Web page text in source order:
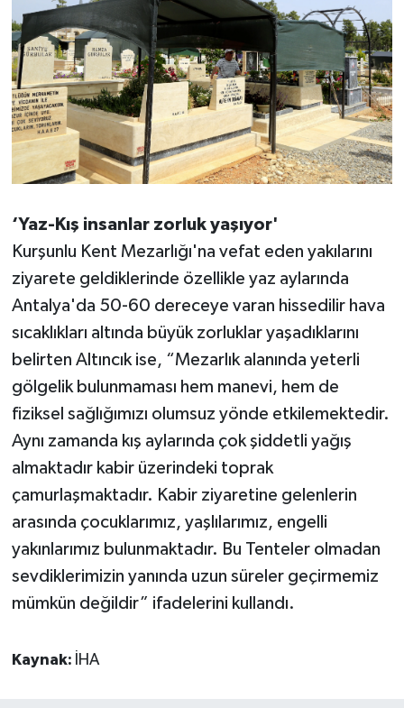
‘Yaz-Kış insanlar zorluk yaşıyor'
Kurşunlu Kent Mezarlığı'na vefat eden yakılarını
ziyarete geldiklerinde özellikle yaz aylarında
Antalya'da 50-60 dereceye varan hissedilir hava
sıcaklıkları altında büyük zorluklar yaşadıklarını
belirten Altıncık ise, “Mezarlık alanında yeterli
gölgelik bulunmaması hem manevi, hem de
fiziksel sağlığımızı olumsuz yönde etkilemektedir.
Aynı zamanda kış aylarında çok şiddetli yağış
almaktadır kabir üzerindeki toprak
çamurlaşmaktadır. Kabir ziyaretine gelenlerin
arasında çocuklarımız, yaşlılarımız, engelli
yakınlarımız bulunmaktadır. Bu Tenteler olmadan
sevdiklerimizin yanında uzun süreler geçirmemiz
mümkün değildir” ifadelerini kullandı.
Kaynak: İHA